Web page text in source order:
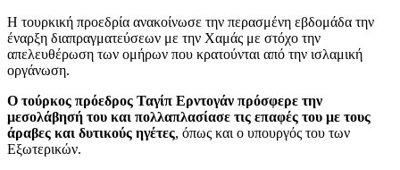
Η τουρκική προεδρία ανακοίνωσε την περασμένη εβδομάδα την
έναρξη διαπραγματεύσεων με την Χαμάς με στόχο την
απελευθέρωση των ομήρων που κρατούνται από την ισλαμική
οργάνωση.
Ο τούρκος πρόεδρος Ταγίπ Ερντογάν πρόσφερε την
μεσολάβησή του και πολλαπλασίασε τις επαφές του με τους
άραβες και δυτικούς ηγέτες, όπως και ο υπουργός του των
Εξωτερικών.